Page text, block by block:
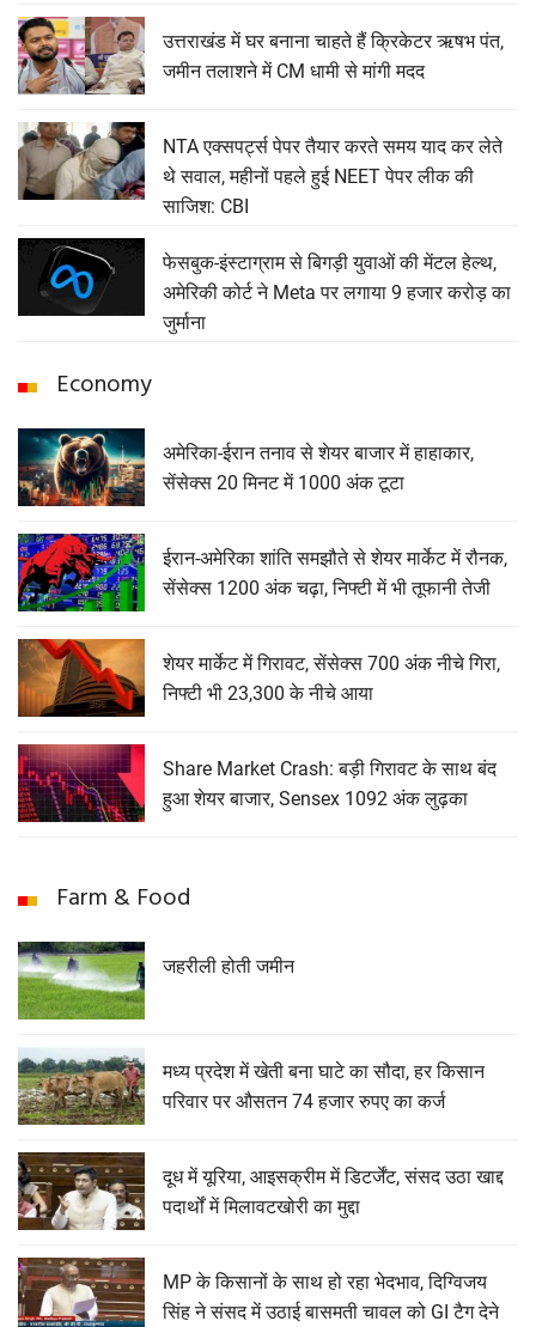
उत्तराखंड में घर बनाना चाहते हैं क्रिकेटर ऋषभ पंत,
जमीन तलाशने में CM धामी से मांगी मदद
NTA एक्सपर्ट्स पेपर तैयार करते समय याद कर लेते
थे सवाल, महीनों पहले हुई NEET पेपर लीक की
साजिश: CBI
फेसबुक-इंस्टाग्राम से बिगड़ी युवाओं की मेंटल हेल्थ,
अमेरिकी कोर्ट ने Meta पर लगाया 9 हजार करोड़ का
जुर्माना
Economy
अमेरिका-ईरान तनाव से शेयर बाजार में हाहाकार,
सेंसेक्स 20 मिनट में 1000 अंक टूटा
ईरान-अमेरिका शांति समझौते से शेयर मार्केट में रौनक,
सेंसेक्स 1200 अंक चढ़ा, निफ्टी में भी तूफानी तेजी
शेयर मार्केट में गिरावट, सेंसेक्‍स 700 अंक नीचे गिरा,
निफ्टी भी 23,300 के नीचे आया
Share Market Crash: बड़ी गिरावट के साथ बंद
हुआ शेयर बाजार, Sensex 1092 अंक लुढ़का
Farm & Food
जहरीली होती जमीन
मध्य प्रदेश में खेती बना घाटे का सौदा, हर किसान
परिवार पर औसतन 74 हजार रुपए का कर्ज
दूध में यूरिया, आइसक्रीम में डिटर्जेंट, संसद उठा खाद्द
पदार्थों में मिलावटखोरी का मुद्दा
MP के किसानों के साथ हो रहा भेदभाव, दिग्विजय
सिंह ने संसद में उठाई बासमती चावल को GI टैग देने